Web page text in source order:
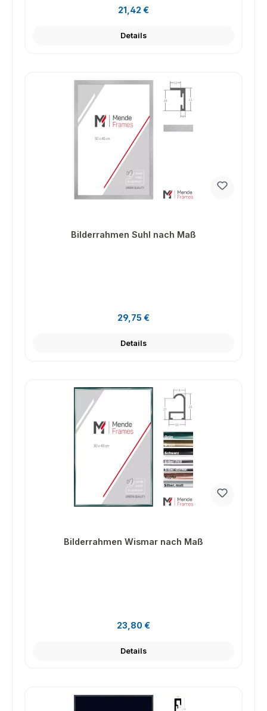
Regulärer Preis:
21,42 €
Details
Bilderrahmen Suhl nach Maß
Regulärer Preis:
29,75 €
Details
Bilderrahmen Wismar nach Maß
Regulärer Preis:
23,80 €
Details